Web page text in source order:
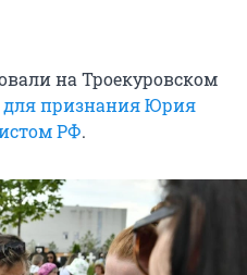
на Троекуровском
для признания Юрия
РФ.